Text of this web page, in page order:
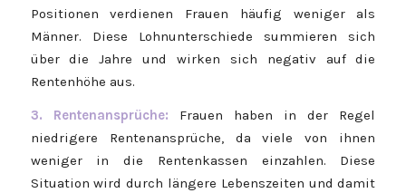
Positionen verdienen Frauen häufig weniger als
Männer. Diese Lohnunterschiede summieren sich
über die Jahre und wirken sich negativ auf die
Rentenhöhe aus.
3. Rentenansprüche: Frauen haben in der Regel
niedrigere Rentenansprüche, da viele von ihnen
weniger in die Rentenkassen einzahlen. Diese
Situation wird durch längere Lebenszeiten und damit